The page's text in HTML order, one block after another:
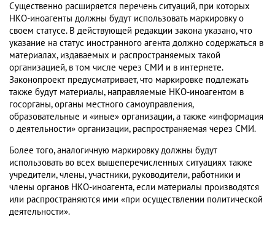
Существенно расширяется перечень ситуаций, при которых
НКО-иноагенты должны будут использовать маркировку о
своем статусе. В действующей редакции закона указано, что
указание на статус иностранного агента должно содержаться в
материалах, издаваемых и распространяемых такой
организацией, в том числе через СМИ и в интернете.
Законопроект предусматривает, что маркировке подлежать
также будут материалы, направляемые НКО-иноагентом в
госорганы, органы местного самоуправления,
образовательные и «иные» организации, а также «информация
о деятельности» организации, распространяемая через СМИ.
Более того, аналогичную маркировку должны будут
использовать во всех вышеперечисленных ситуациях также
учредители, члены, участники, руководители, работники и
члены органов НКО-иноагента, если материалы производятся
или распространяются ими «при осуществлении политической
деятельности».